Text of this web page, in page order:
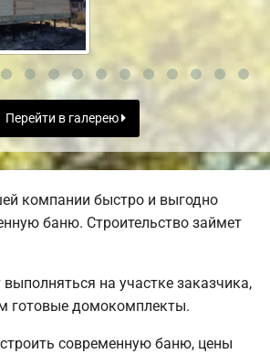
Перейти в галерею
компании быстро и выгодно
баню. Строительство займет
на участке заказчика,
готовые домокомплекты.
современную баню, цены